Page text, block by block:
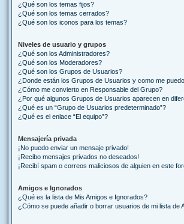
¿Qué son los temas fijos?
¿Qué son los temas cerrados?
¿Qué son los iconos para los temas?
Niveles de usuario y grupos
¿Qué son los Administradores?
¿Qué son los Moderadores?
¿Qué son los Grupos de Usuarios?
¿Donde están los Grupos de Usuarios y como me
¿Cómo me convierto en Responsable del Grupo?
¿Por qué algunos Grupos de Usuarios aparecen en
¿Qué es un “Grupo de Usuarios predeterminado”?
¿Qué es el enlace “El equipo”?
Mensajería privada
¡No puedo enviar un mensaje privado!
¡Recibo mensajes privados no deseados!
¡Recibí spam o correos maliciosos de alguien en este
Amigos e Ignorados
¿Qué es la lista de Mis Amigos e Ignorados?
¿Cómo se puede añadir o borrar usuarios de mi lista de